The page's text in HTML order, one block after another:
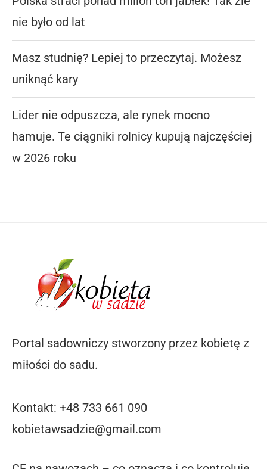
nie było od lat
Masz studnię? Lepiej to przeczytaj. Możesz
uniknąć kary
Lider nie odpuszcza, ale rynek mocno
hamuje. Te ciągniki rolnicy kupują najczęściej
w 2026 roku
Portal sadowniczy stworzony przez kobietę z
miłości do sadu.
Kontakt: +48 733 661 090
kobietawsadzie@gmail.com